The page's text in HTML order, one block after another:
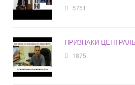
5751
ПРИЗНАКИ
1875